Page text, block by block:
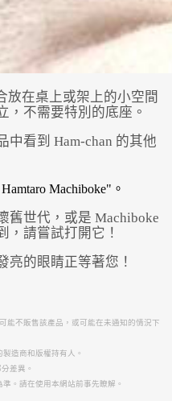
放在桌上或架上的小空間
，不需要特別的底座。
中看到 Ham-chan 的其他
舊世代，或是 Machiboke
，請嘗試打開它！
亮的眼睛正等著您！
能不販售該產品，或可能在未通知的情況下
造商和版權持有人。
差異。
。請在使用本網站前事先瞭解。